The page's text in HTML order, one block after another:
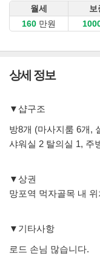
월세
보
만원
상세 정보
▼샵구조
방8개 (마사지룸 6개,
샤워실 2 탈의실 1, 주
▼상권
망포역 먹자골목 내 위
▼기타사항
로드 손님 많습니다.